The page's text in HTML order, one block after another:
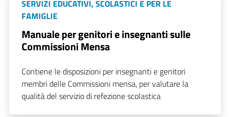
SERVIZI EDUCATIVI, SCOLASTICI E PER LE
FAMIGLIE
Manuale per genitori e insegnanti sulle
Commissioni Mensa
Contiene le disposizioni per insegnanti e genitori
membri delle Commissioni mensa, per valutare la
qualità del servizio di refezione scolastica